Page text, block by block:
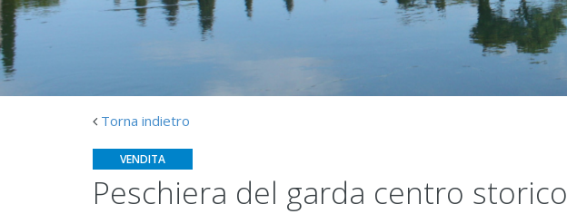
Torna indietro
VENDITA
peschiera del garda centro storico